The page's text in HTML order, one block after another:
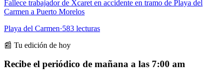
Fallece trabajador de Xcaret en accidente en tramo de Playa del
Carmen a Puerto Morelos
Playa del Carmen·583 lecturas
📰 Tu edición de hoy
Recibe el periódico de mañana a las 7:00 am